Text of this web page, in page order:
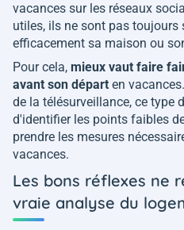
vacances sur les réseaux
utiles, ils ne sont pas
efficacement sa maison ou
Pour cela, mieux vaut faire
avant son départ en
de la télésurveillance, ce type
d'identifier les points faibles
prendre les mesures
vacances.
Les bons réflexes ne
vraie analyse du